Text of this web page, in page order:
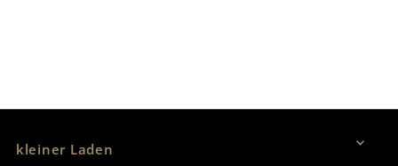
kleiner Laden